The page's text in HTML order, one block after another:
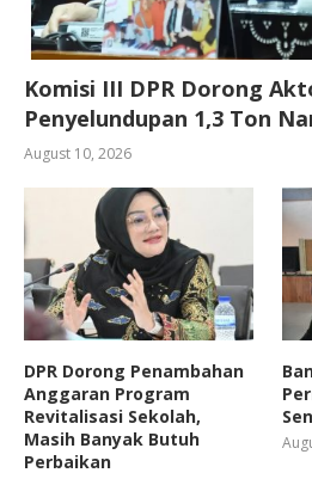
Komisi III DPR Dorong
Penyelundupan 1,3 Ton
August 10, 2026
DPR Dorong Penambahan
Anggaran Program
Revitalisasi Sekolah,
Masih Banyak Butuh
Perbaikan